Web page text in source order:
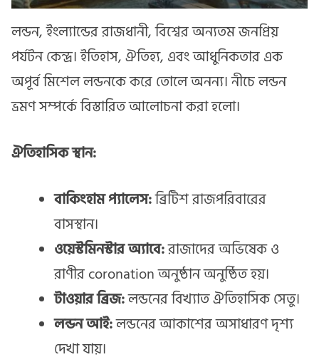
লন্ডন, ইংল্যান্ডের রাজধানী, বিশ্বের অন্যতম জনপ্রিয়
পর্যটন কেন্দ্র। ইতিহাস, ঐতিহ্য, এবং আধুনিকতার এক
অপূর্ব মিশেল লন্ডনকে করে তোলে অনন্য। নীচে লন্ডন
ভ্রমণ সম্পর্কে বিস্তারিত আলোচনা করা হলো।
ঐতিহাসিক স্থান:
বাকিংহাম প্যালেস:ব্রিটিশ রাজপরিবারের
বাসস্থান।
ওয়েস্টমিনস্টার অ্যাবে:রাজাদের অভিষেক ও
রাণীর coronation অনুষ্ঠান অনুষ্ঠিত হয়।
টাওয়ার ব্রিজ:লন্ডনের বিখ্যাত ঐতিহাসিক সেতু।
লন্ডন আই:লন্ডনের আকাশের অসাধারণ দৃশ্য
দেখা যায়।